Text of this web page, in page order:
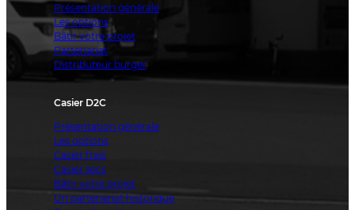
Présentation générale
Les options
Bâtir votre projet
Partenariat
Distributeur burger
Casier D2C
Présentation générale
Les options
Casier frais
Casier secs
Bâtir votre projet
Un partenariat historique